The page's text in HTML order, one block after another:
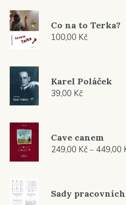
Co na to Terka?
100,00 Kč
Karel Poláček
39,00 Kč
Cave canem
249,00 Kč– 449,00
Sady